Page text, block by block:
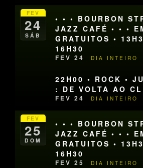
FEV
24
SÁB
• • • BOURBON
JAZZ CAFÉ • • •
GRATUITOS •
16H30
FEV 24 DIA INTEIRO
22H00 • ROCK •
: DE VOLTA AO
FEV 24 DIA INTEIRO
FEV
25
DOM
• • • BOURBON
JAZZ CAFÉ • • •
GRATUITOS •
16H30
FEV 25 DIA INTEIRO